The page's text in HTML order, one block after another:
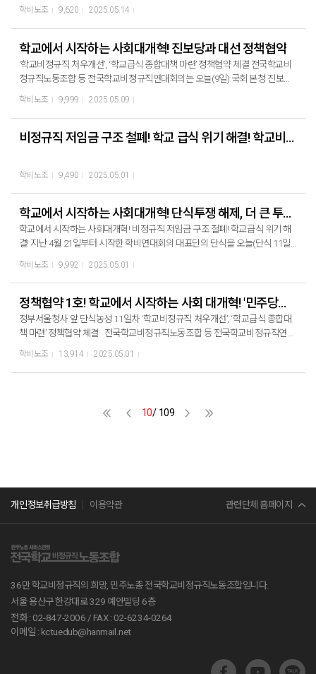
프에 전달하였고, 학비의 요구가 정책이 될 수 있도록 마음을 모아 구호를 외쳤
치하라!
복지 확대를 위한 공동과제의 내용을 담아 정책협약을 진행하였다. 민주노동
당과 학비연대회의는 이번 협약을 계기로, 학교에서 시작하는 사회대개혁 실현
학비노조 9,620 2025.05.14
학교에서 시작하는 사회대개혁! 진보당과 대선 정책협약
‘학교비정규직 처우개선’, ‘학교급식 종합대책 마련’ 정책협약 체결 전국학교비
정규직노동조합 등 전국학교비정규직연대회의는 오늘(9일) 국회 본청 진보당
지 확대를 위한 공동과제의 내용을 담아 정책협약을 진행하였다. 진보당과 학
비연대회의는 이번 협약을 계기로, 학교에서 시작하는 사회대개혁 실현을 위한
공동의 노력을 이어가기로 하였다.
학비노조 9,999 2025.05.09
비정규직 저임금 구조 철폐! 학교 급식 위기 해결! 학교비정규직연대회의 대표단 단식농성 11일차
학비노조 9,490 2025.05.01
학교에서 시작하는 사회대개혁! 단식투쟁 해제, 더 큰 투쟁으로 이어가자!
학교에서 시작하는 사회대개혁! 비정규직 저임금 구조 철폐! 학교급식 위기 해
결! 지난 4월 21일부터 시작한 학비연대회의 대표단의 단식을 오늘(단식 11일
11일 차에 승리의 소식을 전할 수 있어 기쁘다.”라고 환하게 웃으며 “앞으로 정
책협약이 관찰될 수 있도록 더 단결하고 더 치열하게 투쟁해 최종 승리의 그날
까지 앞장서겠다.”라고 모두에게 감사함을 전했습니다. 단식농성 11일차, 해단
식 열고 단식농성 해제 정치권의 약속이 말이 아닌 현실로! 더 큰 투쟁으로 만들
어가자! 많은 국회의원들이 농성장을 찾았고, 교육부장관도 급식실 적정인원
겠다고 했습니다. 특히, 국회 더불어민주당은 오늘 오전에 ▲학교비정규직 저
임금 구조 해결과 방학중무임금 대책 마련 노력 ▲학교급식실 일자리 경쟁력
속했습니다. 전국학교비정규직연대회의는, 대표단의 선도적이고 헌신적인 단
학비노조 9,992 2025.05.01
정책협약 1호! 학교에서 시작하는 사회 대개혁! '민주당과 대선 정책협약'
정부서울청사 앞 단식농성 11일차 ‘학교비정규직 처우개선’, ‘학교급식 종합대
책 마련’ 정책협약 체결 전국학교비정규직노동조합 등 전국학교비정규직연대
뿌리 깊은 불평등과 저임금 비정규직 노동의 차별을 끝장내고, 우리 아이들을
위한 무상급식 지속을 위해 학교급식 위기 해결 등의 내용을 담아 정책협약을
소회를 밝히며 “새 정부가 주도하여 학교급식법과 급식종합대책을 노동조합과
마음먹으면 어떤 방식으로든 성과를 낸다. 첫 정책협약, 이 부분은 대선이 끝나
는 즉시 나의 첫 번째 투쟁의 성과로 만들 것이다. 안되면 내가 단식농성을 해서
금 문제 해결하겠다.”라고 약속했다. 정책 협약식에는 교육정조위원장 문정복
의원과 대외협력위원장 김현정 의원 외에도 을지로위원회 민병덕 의원, 김문수
학비노조 13,914 2025.05.01
10/ 109
개인정보취급방침 이용약관 관련단체 홈페이지
민주노총
전교조
진보당
36만 학교비정규직의 희망, 민주노총 전국학교비정규직노동조합입니다.
서울 용산구 한강대로 329 예안빌딩 6층
전화 : 02-847-2006 / FAX : 02-6234-0264
이메일 : kctuedub@hanmail.net